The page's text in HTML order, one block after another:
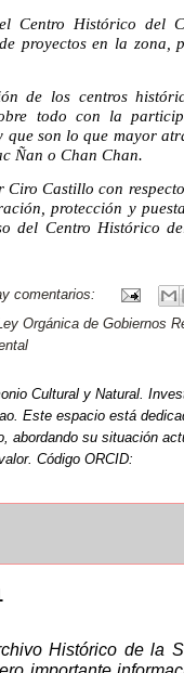
Centro Histórico del
proyectos en la zona,
de los centros
todo con la
son lo que mayor
Ñan o Chan Chan.
Ciro Castillo con
protección y
del Centro Histórico
comentarios:
Orgánica de Gobiernos
Cultural y Natural.
Este espacio está
abordando su situación
Código ORCID:
Histórico de la